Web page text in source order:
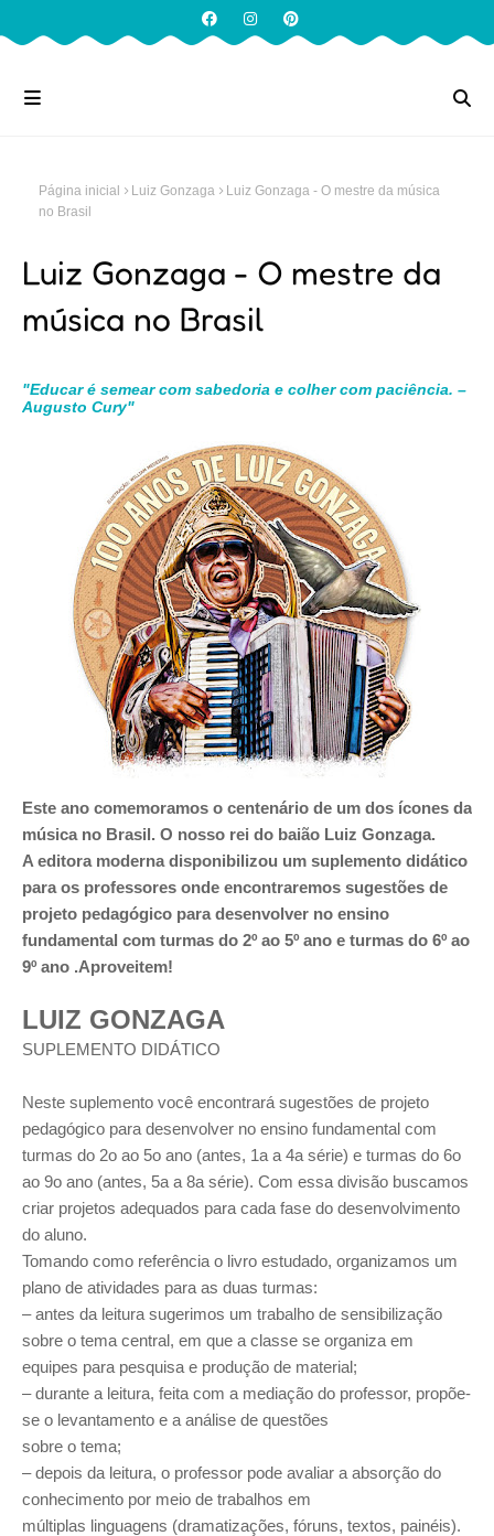
Página inicial Luiz Gonzaga
Luiz Gonzaga - O mestre da música
no Brasil
Luiz Gonzaga - O mestre da
música no Brasil
"Educar é semear com sabedoria e colher com paciência. –
Augusto Cury"
Este ano comemoramos o centenário de um dos ícones da
música no Brasil. O nosso rei do baião Luiz Gonzaga.
A editora moderna disponibilizou um suplemento didático
para os professores onde encontraremos sugestões de
projeto pedagógico para desenvolver no ensino
fundamental com turmas do 2º ao 5º ano e turmas do 6º ao
9º ano .Aproveitem!
LUIZ GONZAGA
SUPLEMENTO DIDÁTICO
Neste suplemento você encontrará sugestões de projeto
pedagógico para desenvolver no ensino fundamental com
turmas do 2o ao 5o ano (antes, 1a a 4a série) e turmas do 6o
ao 9o ano (antes, 5a a 8a série). Com essa divisão buscamos
criar projetos adequados para cada fase do desenvolvimento
do aluno.
Tomando como referência o livro estudado, organizamos um
plano de atividades para as duas turmas:
– antes da leitura sugerimos um trabalho de sensibilização
sobre o tema central, em que a classe se organiza em
equipes para pesquisa e produção de material;
– durante a leitura, feita com a mediação do professor, propõe-
se o levantamento e a análise de questões
sobre o tema;
– depois da leitura, o professor pode avaliar a absorção do
conhecimento por meio de trabalhos em
múltiplas linguagens (dramatizações, fóruns, textos, painéis).